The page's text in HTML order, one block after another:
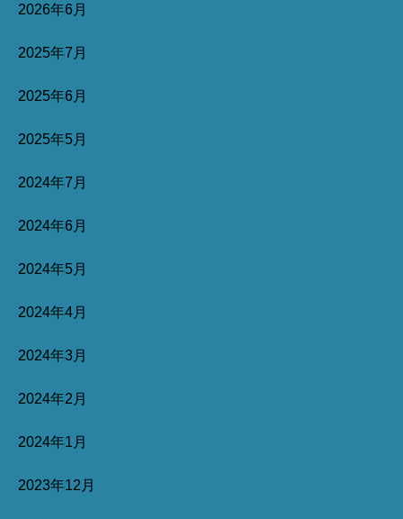
2026年6月
2025年7月
2025年6月
2025年5月
2024年7月
2024年6月
2024年5月
2024年4月
2024年3月
2024年2月
2024年1月
2023年12月